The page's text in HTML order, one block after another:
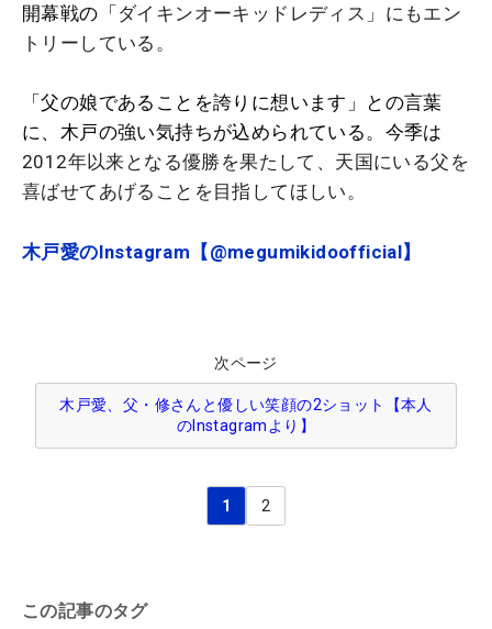
開幕戦の「ダイキンオーキッドレディス 」にもエン
トリーしている。
「父の娘であることを誇りに想います」との言葉
に、木戸の強い気持ちが込められている。今季は
2012年以来となる優勝を果たして、天国にいる父を
喜ばせてあげることを目指してほしい。
木戸愛のInstagram【@megumikidoofficial】
次ページ
木戸愛、父・修さんと優しい笑顔の2ショット【本人
のInstagramより】
1 2
この記事のタグ